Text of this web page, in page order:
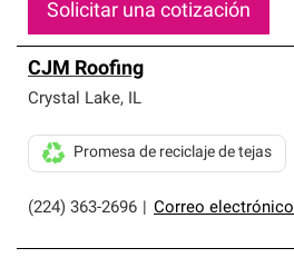
Solicitar una cotización
CJM Roofing
Crystal Lake, IL
(224) 363-2696 Correo electrónico
Promesa de reciclaje de tejas